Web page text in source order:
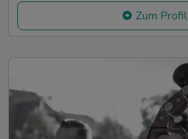
Zum Profil